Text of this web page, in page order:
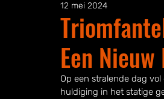
Een
12 mei 2024
Op een stralende dag
huldiging in het statige